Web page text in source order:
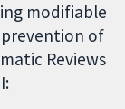
modifiable
of
Reviews